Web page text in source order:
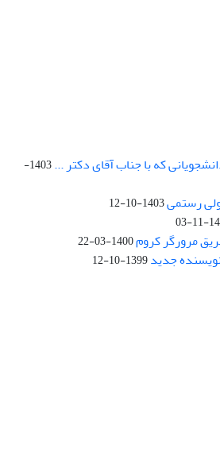
که با جناب آقای دکتر ...
1403-
رستمی1403-10-12
مرورگر کروم1400-03-22
جدید1399-10-12